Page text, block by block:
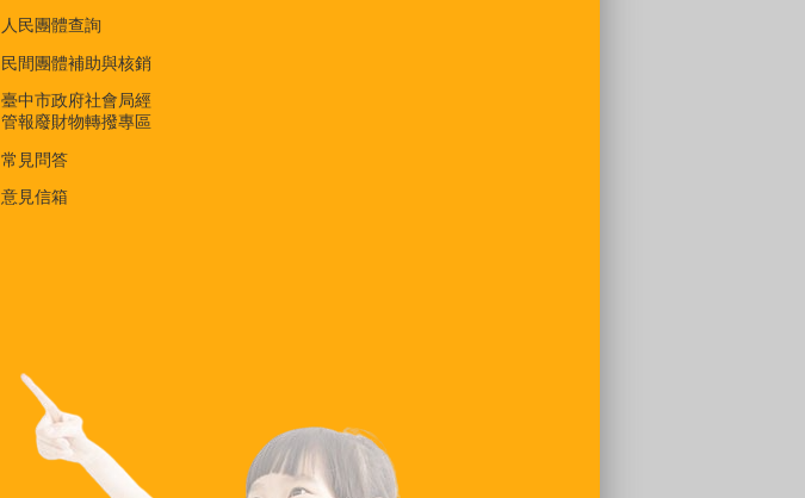
人民團體查詢
民間團體補助與核銷
臺中市政府社會局經
管報廢財物轉撥專區
常見問答
意見信箱